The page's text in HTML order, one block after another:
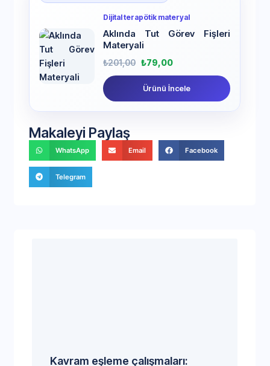
Dijital terapötik materyal
Aklında Tut Görev Fişleri
Materyali
₺201,00 ₺79,00
Ürünü İncele
Makaleyi Paylaş
WhatsApp Email Facebook
Telegram
Kavram eşleme çalışmaları: